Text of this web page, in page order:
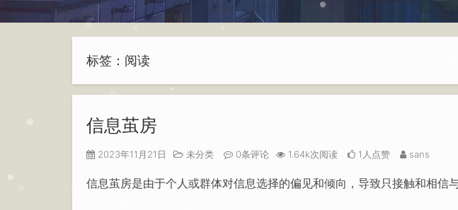
标签：阅读
信息茧房
2023年11月21日 未分类 0条评论 1.64k次阅读 1人点赞 sans
信息茧房是由于个人或群体对信息选择的偏见和倾向，导致只接触和相信